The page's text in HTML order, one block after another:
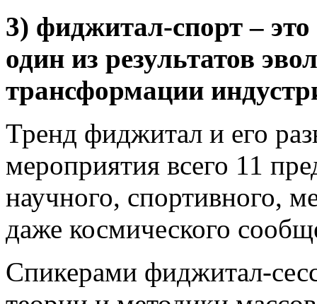
3) фиджитал-спорт –
один из результатов
трансформации
Тренд фиджитал и его
мероприятия всего 11
научного, спортивного,
даже космического
Спикерами фиджитал-